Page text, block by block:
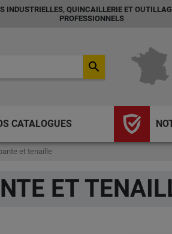
INDUSTRIELLES, QUINCAILLERIE ET
PROFESSIONNELS
search
CATALOGUES
et tenaille
ET